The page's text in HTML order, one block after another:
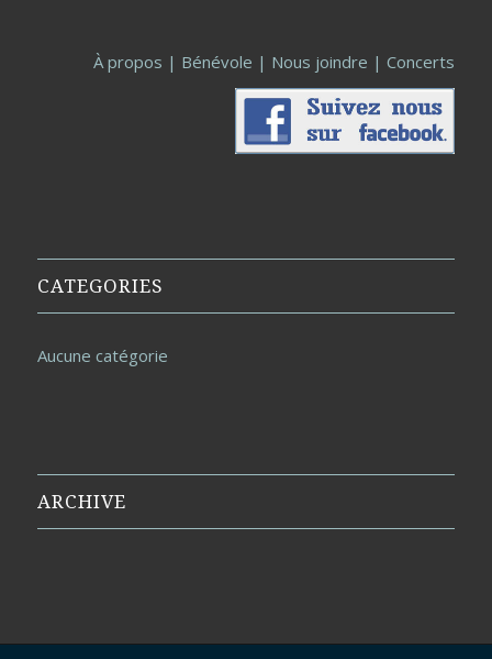
À propos | Bénévole | Nous joindre |Concerts
CATEGORIES
Aucune catégorie
ARCHIVE